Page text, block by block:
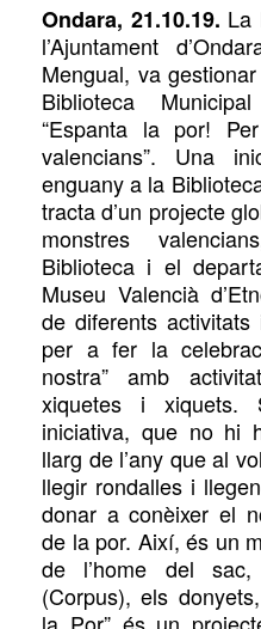
Ondara, 21.10.19. La
l’Ajuntament
Mengual, va
Biblioteca
“Espanta la por!
valencians”. Una
enguany a la
tracta d’un projecte
monstres
Biblioteca i el
Museu Valencià
de diferents
per a fer la
nostra” amb
xiquetes i xiquets.
iniciativa, que no hi
llarg de l’any que al
llegir rondalles i
donar a conèixer el
de la por. Així, és un
de l’home del
(Corpus), els